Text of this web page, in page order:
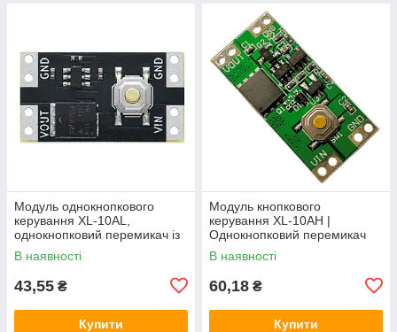
Модуль однокнопкового
керування XL-10AL,
однокнопковий перемикач із
фіксацією, 5В 10А,
енергоефективний
В наявності
43,55 ₴
Купити
Модуль кнопкового
керування XL-10AH |
Однокнопковий перемикач
10A | Модуль з фіксацією |
Широкий діапазон
В наявності
60,18 ₴
Купити